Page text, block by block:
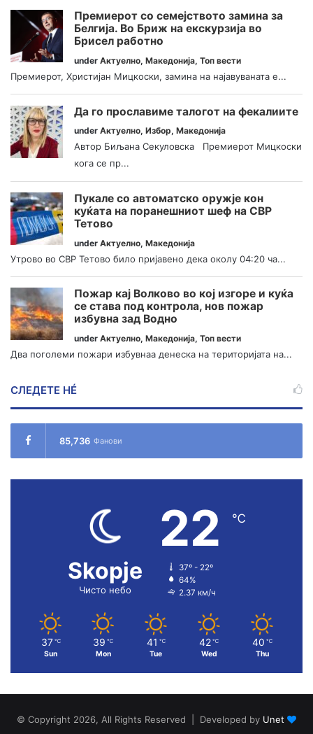
Премиерот со семејството замина за
Белгија. Во Бриж на екскурзија во
Брисел работно
under Актуелно, Македонија, Топ вести
Премиерот, Христијан Мицкоски, замина на најавуваната е...
Да го прославиме талогот на фекалиите
under Актуелно, Избор, Македонија
Автор Биљана Секуловска Премиерот Мицкоски
кога се пр...
Пукале со автоматско оружје кон
куќата на поранешниот шеф на СВР
Тетово
under Актуелно, Македонија
Утрово во СВР Тетово било пријавено дека околу 04:20 ча...
Пожар кај Волково во кој изгоре и куќа
се става под контрола, нов пожар
избувна зад Водно
under Актуелно, Македонија, Топ вести
Два поголеми пожари избувнаа денеска на територијата на...
СЛЕДЕТЕ НÉ
85,736 Фанови
Skopje
Чисто небо
22 ℃
37º - 22º
64%
2.37 км/ч
37 ℃
Sun
39 ℃
Mon
41 ℃
Tue
42 ℃
Wed
40 ℃
Thu
© Copyright 2026, All Rights Reserved | Developed by Unet